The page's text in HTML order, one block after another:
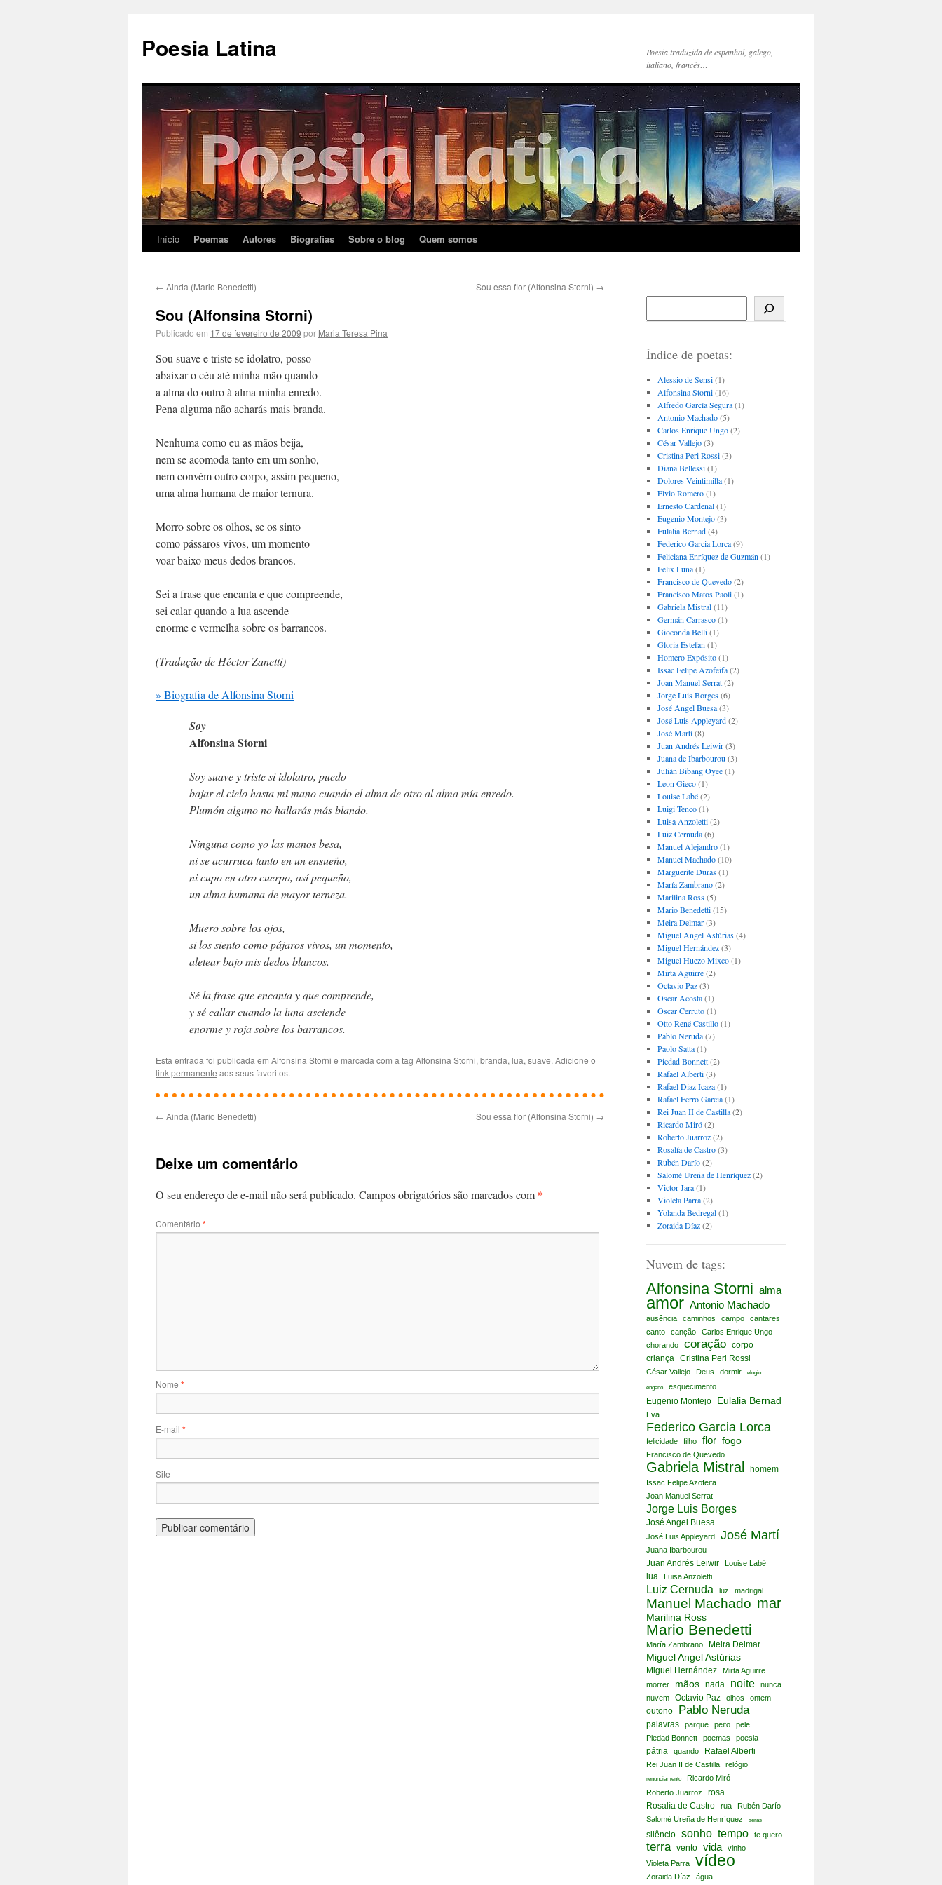
conteúdo
Poesia Latina
Poesia traduzida de espanhol, galego,
italiano, francês…
Início Poemas Autores Biografias Sobre o blog Quem somos
← Ainda (Mario Benedetti) Sou essa flor (Alfonsina Storni) →
Sou (Alfonsina Storni)
Publicado em 17 de fevereiro de 2009 por Maria Teresa Pina
Sou suave e triste se idolatro, posso
abaixar o céu até minha mão quando
a alma do outro à alma minha enredo.
Pena alguma não acharás mais branda.
Nenhuma como eu as mãos beija,
nem se acomoda tanto em um sonho,
nem convém outro corpo, assim pequeno,
uma alma humana de maior ternura.
Morro sobre os olhos, se os sinto
como pássaros vivos, um momento
voar baixo meus dedos brancos.
Sei a frase que encanta e que compreende,
sei calar quando a lua ascende
enorme e vermelha sobre os barrancos.
(Tradução de Héctor Zanetti)
» Biografia de Alfonsina Storni
Soy
Alfonsina Storni
Soy suave y triste si idolatro, puedo
bajar el cielo hasta mi mano cuando el alma de otro al alma mía enredo.
Plumón alguno no hallarás más blando.
Ninguna como yo las manos besa,
ni se acurruca tanto en un ensueño,
ni cupo en otro cuerpo, así pequeño,
un alma humana de mayor terneza.
Muero sobre los ojos,
si los siento como pájaros vivos, un momento,
aletear bajo mis dedos blancos.
Sé la frase que encanta y que comprende,
y sé callar cuando la luna asciende
enorme y roja sobre los barrancos.
Esta entrada foi publicada em Alfonsina Storni e marcada com a tag Alfonsina Storni, branda, lua, suave. Adicione o
link permanente aos seus favoritos.
← Ainda (Mario Benedetti) Sou essa flor (Alfonsina Storni) →
Deixe um comentário
O seu endereço de e-mail não será publicado. Campos obrigatórios são marcados com *
Comentário *
Nome *
E-mail *
Site
Índice de poetas:
Alessio de Sensi(1)
Alfonsina Storni(16)
Alfredo García Segura(1)
Antonio Machado(5)
Carlos Enrique Ungo(2)
César Vallejo(3)
Cristina Peri Rossi(3)
Diana Bellessi(1)
Dolores Veintimilla(1)
Elvio Romero(1)
Ernesto Cardenal(1)
Eugenio Montejo(3)
Eulalia Bernad(4)
Federico Garcia Lorca(9)
Feliciana Enríquez de Guzmán (1)
Felix Luna(1)
Francisco de Quevedo(2)
Francisco Matos Paoli(1)
Gabriela Mistral(11)
Germán Carrasco(1)
Gioconda Belli(1)
Gloria Estefan (1)
Homero Expósito(1)
Issac Felipe Azofeifa(2)
Joan Manuel Serrat(2)
Jorge Luis Borges(6)
José Angel Buesa(3)
José Luis Appleyard(2)
José Martí(8)
Juan Andrés Leiwir(3)
Juana de Ibarbourou (3)
Julián Bibang Oyee(1)
Leon Gieco(1)
Louise Labé(2)
Luigi Tenco(1)
Luisa Anzoletti(2)
Luiz Cernuda(6)
Manuel Alejandro(1)
Manuel Machado(10)
Marguerite Duras(1)
María Zambrano(2)
Marilina Ross(5)
Mario Benedetti(15)
Meira Delmar(3)
Miguel Angel Astúrias(4)
Miguel Hernández(3)
Miguel Huezo Mixco(1)
Mirta Aguirre(2)
Octavio Paz(3)
Oscar Acosta(1)
Oscar Cerruto(1)
Otto René Castillo(1)
Pablo Neruda(7)
Paolo Satta(1)
Piedad Bonnett(2)
Rafael Alberti(3)
Rafael Diaz Icaza(1)
Rafael Ferro Garcia(1)
Rei Juan II de Castilla(2)
Ricardo Miró(2)
Roberto Juarroz(2)
Rosalía de Castro(3)
Rubén Darío(2)
Salomé Ureña de Henríquez(2)
Victor Jara(1)
Violeta Parra(2)
Yolanda Bedregal(1)
Zoraida Díaz(2)
Nuvem de tags:
Alfonsina Storni alma
amor Antonio Machado
ausência caminhos campo
cantares
canto
canção
Carlos Enrique Ungo
chorando
coração corpo
criança Cristina Peri Rossi
César Vallejo Deus dormir elogio
engano esquecimento
Eugenio Montejo Eulalia Bernad
Eva
Federico Garcia Lorca
felicidade filho flor fogo
Francisco de Quevedo
Gabriela Mistral homem
Issac Felipe Azofeifa
Joan Manuel Serrat
Jorge Luis Borges
José Angel Buesa
José Luis Appleyard José Martí
Juana Ibarbourou
Juan Andrés Leiwir Louise Labé
lua Luisa Anzoletti
Luiz Cernuda luz madrigal
Manuel Machado mar
Marilina Ross
Mario Benedetti
María Zambrano Meira Delmar
Miguel Angel Astúrias
Miguel Hernández
Mirta Aguirre
morrer
mãos nada noite
nunca
nuvem
Octavio Paz olhos ontem
outono Pablo Neruda
palavras parque peito
pele
Piedad Bonnett
poemas poesia
pátria quando Rafael Alberti
Rei Juan II de Castilla relógio
renunciamento
Ricardo Miró
Roberto Juarroz
rosa
Rosalía de Castro
rua
Rubén Darío
Salomé Ureña de Henríquez
serás
silêncio sonho tempo te quero
terra vento vida
vinho
Violeta Parra
vídeo
Zoraida Díaz água